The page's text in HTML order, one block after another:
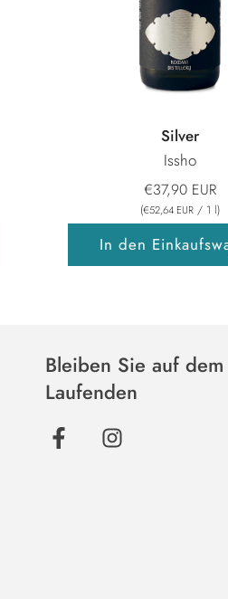
Silver
Issho
€37,90 EUR
(€52,64 EUR / 1 l)
In den
Bleiben Sie auf dem
Laufenden